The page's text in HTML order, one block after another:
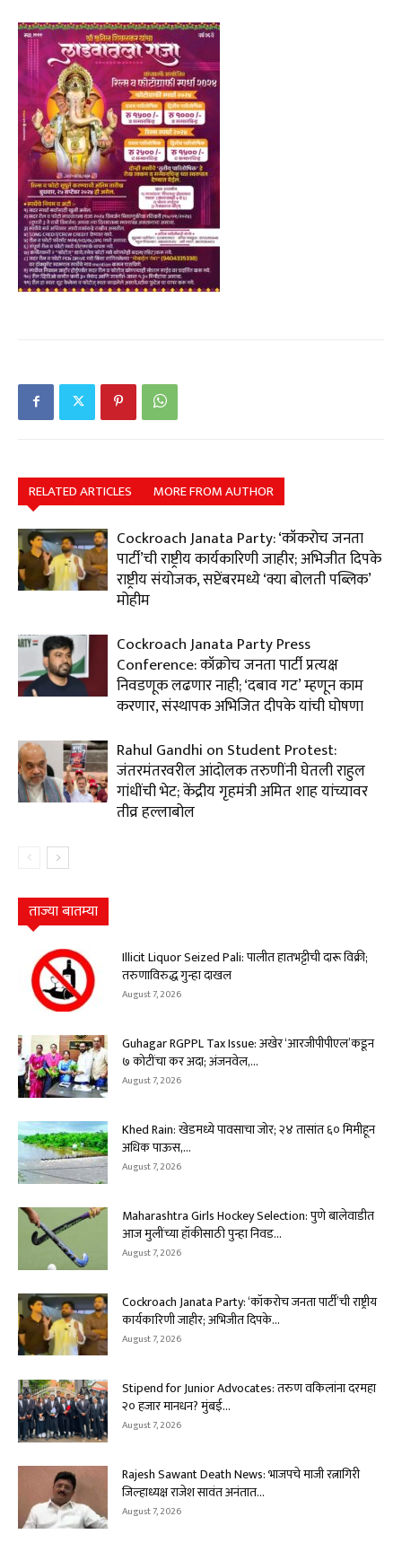
RELATED ARTICLES MORE FROM AUTHOR
Cockroach Janata Party: ‘कॉकरोच जनता
पार्टी’ची राष्ट्रीय कार्यकारिणी जाहीर; अभिजीत दिपके
राष्ट्रीय संयोजक, सप्टेंबरमध्ये ‘क्या बोलती पब्लिक’
मोहीम
Cockroach Janata Party Press
Conference: कॉक्रोच जनता पार्टी प्रत्यक्ष
निवडणूक लढणार नाही; ‘दबाव गट’ म्हणून काम
करणार, संस्थापक अभिजित दीपके यांची घोषणा
Rahul Gandhi on Student Protest:
जंतरमंतरवरील आंदोलक तरुणींनी घेतली राहुल
गांधींची भेट; केंद्रीय गृहमंत्री अमित शाह यांच्यावर
तीव्र हल्लाबोल
ताज्या बातम्या
Illicit Liquor Seized Pali: पालीत हातभट्टीची दारू विक्री;
तरुणाविरुद्ध गुन्हा दाखल
August 7, 2026
Guhagar RGPPL Tax Issue: अखेर ‘आरजीपीपीएल’कडून
७ कोटींचा कर अदा; अंजनवेल,...
August 7, 2026
Khed Rain: खेडमध्ये पावसाचा जोर; २४ तासांत ६० मिमीहून
अधिक पाऊस,...
August 7, 2026
Maharashtra Girls Hockey Selection: पुणे बालेवाडीत
आज मुलींच्या हॉकीसाठी पुन्हा निवड...
August 7, 2026
Cockroach Janata Party: ‘कॉकरोच जनता पार्टी’ची राष्ट्रीय
कार्यकारिणी जाहीर; अभिजीत दिपके...
August 7, 2026
Stipend for Junior Advocates: तरुण वकिलांना दरमहा
₹२० हजार मानधन? मुंबई...
August 7, 2026
Rajesh Sawant Death News: भाजपचे माजी रत्नागिरी
जिल्हाध्यक्ष राजेश सावंत अनंतात...
August 7, 2026